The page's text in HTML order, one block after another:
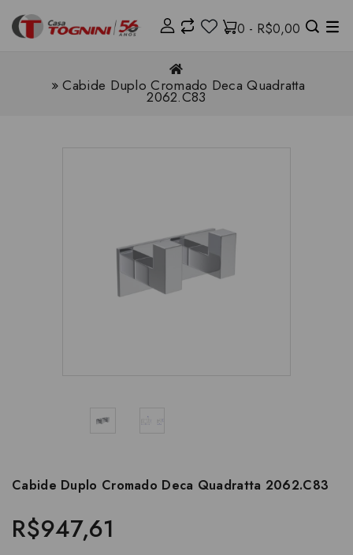
0 - R$0,00
Cabide Duplo Cromado Deca Quadratta
2062.C83
Cabide Duplo Cromado Deca Quadratta 2062.C83
R$947,61